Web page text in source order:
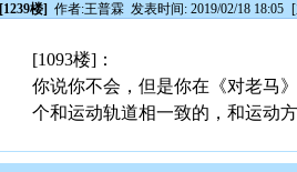
[1239楼] 作者:王普霖 发表时间: 2019/02/18 18:05 [
[1093楼]：
你说你不会，但是你在《对老马
个和运动轨道相一致的，和运动